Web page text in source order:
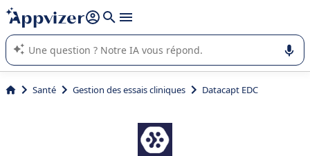
répondre (plusieurs lignes avec
L'IA de Appvizer vous guide dans l'utilisation ou la sélection de
logiciel SaaS en entreprise.
Santé Gestion des essais cliniques Datacapt EDC